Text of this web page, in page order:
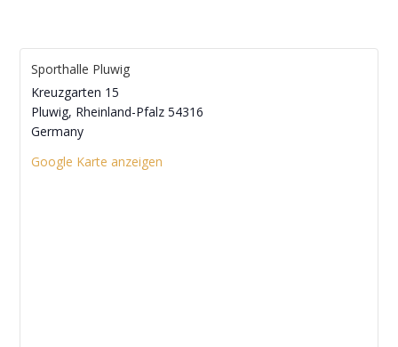
Sporthalle Pluwig
Kreuzgarten 15
Pluwig, Rheinland-Pfalz 54316
Germany
Google Karte anzeigen